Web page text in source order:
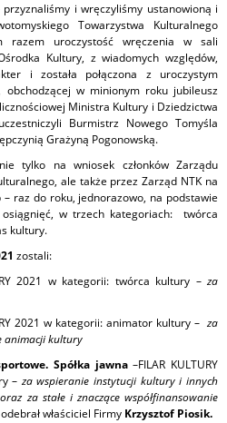
i wręczyliśmy ustanowioną i
Towarzystwa Kulturalnego
razem uroczystość wręczenia w sali
Kultury, z wiadomych względów,
i została połączona z uroczystym
obchodzącej w minionym roku jubileusz
Ministra Kultury i Dziedzictwa
Burmistrz Nowego Tomyśla
Grażyną Pogonowską.
tylko na wniosek członków Zarządu
ale także przez Zarząd NTK na
raz do roku, jednorazowo, na podstawie
osiągnięć, w trzech kategoriach: twórca
kultury.
zostali:
2021 w kategorii: twórca kultury –za
2021 w kategorii: animator kultury – za
animacji kultury
Spółka jawna–FILAR KULTURY
– za wspieranie instytucji kultury i innych
za stałe i znaczące współfinansowanie
właściciel Firmy Krzysztof Piosik.